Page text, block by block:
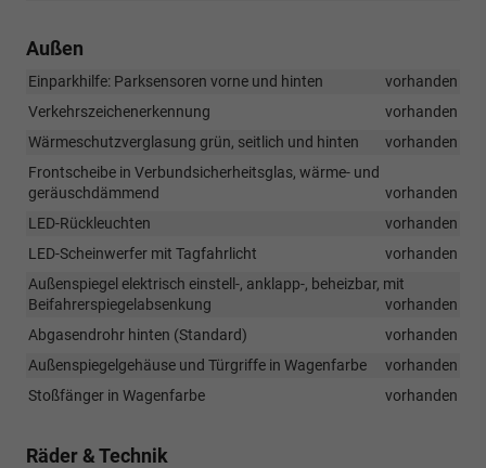
Außen
Einparkhilfe: Parksensoren vorne und hinten
vorhanden
Verkehrszeichenerkennung
vorhanden
Wärmeschutzverglasung grün, seitlich und hinten
vorhanden
Frontscheibe in Verbundsicherheitsglas, wärme- und
geräuschdämmend
vorhanden
LED-Rückleuchten
vorhanden
LED-Scheinwerfer mit Tagfahrlicht
vorhanden
Außenspiegel elektrisch einstell-, anklapp-, beheizbar, mit
Beifahrerspiegelabsenkung
vorhanden
Abgasendrohr hinten (Standard)
vorhanden
Außenspiegelgehäuse und Türgriffe in Wagenfarbe
vorhanden
Stoßfänger in Wagenfarbe
vorhanden
Räder & Technik